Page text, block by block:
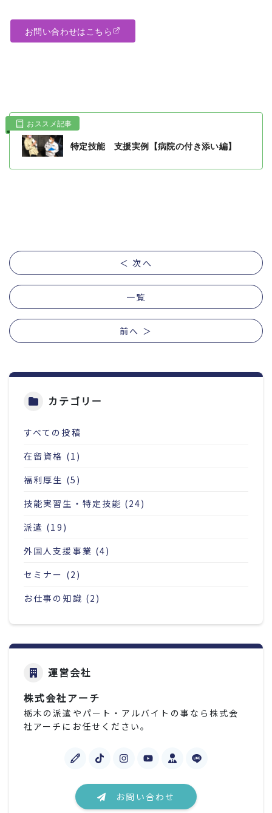
お問い合わせはこちら
おススメ記事
特定技能 支援実例【病院の付き添い編】
＜ 次へ
一覧
前へ ＞
カテゴリー
すべての投稿
在留資格 (1)
福利厚生 (5)
技能実習生・特定技能 (24)
派遣 (19)
外国人支援事業 (4)
セミナー (2)
お仕事の知識 (2)
運営会社
株式会社アーチ
栃木の派遣やパート・アルバイトの事なら株式会
社アーチにお任せください。
お問い合わせ